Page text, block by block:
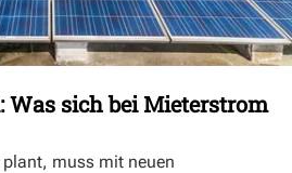
Was sich bei Mieterstrom
muss mit neuen